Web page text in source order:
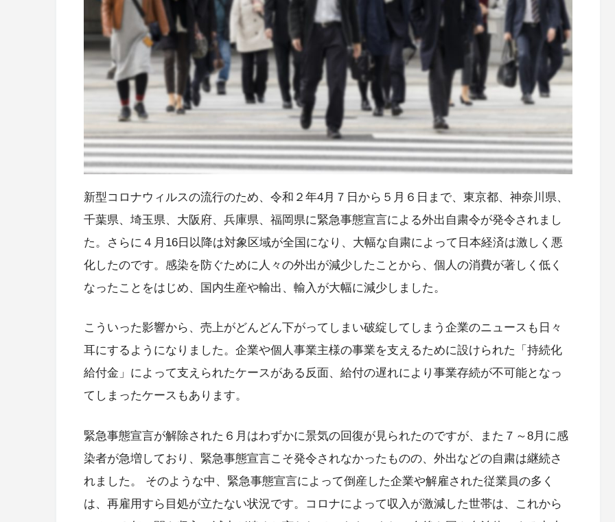
新型コロナウィルスの流行のため、令和２年4月７日から５月６日まで、東京都、神奈川県、
千葉県、埼玉県、大阪府、兵庫県、福岡県に緊急事態宣言による外出自粛令が発令されまし
た。さらに４月16日以降は対象区域が全国になり、大幅な自粛によって日本経済は激しく悪
化したのです。感染を防ぐために人々の外出が減少したことから、個人の消費が著しく低く
なったことをはじめ、国内生産や輸出、輸入が大幅に減少しました。
こういった影響から、売上がどんどん下がってしまい破綻してしまう企業のニュースも日々
耳にするようになりました。企業や個人事業主様の事業を支えるために設けられた「持続化
給付金」によって支えられたケースがある反面、給付の遅れにより事業存続が不可能となっ
てしまったケースもあります。
緊急事態宣言が解除された６月はわずかに景気の回復が見られたのですが、また７～8月に感
染者が急増しており、緊急事態宣言こそ発令されなかったものの、外出などの自粛は継続さ
れました。 そのような中、緊急事態宣言によって倒産した企業や解雇された従業員の多く
は、再雇用すら目処が立たない状況です。コロナによって収入が激減した世帯は、これから